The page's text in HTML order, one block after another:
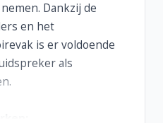
Dankzij de
en het
is er voldoende
als